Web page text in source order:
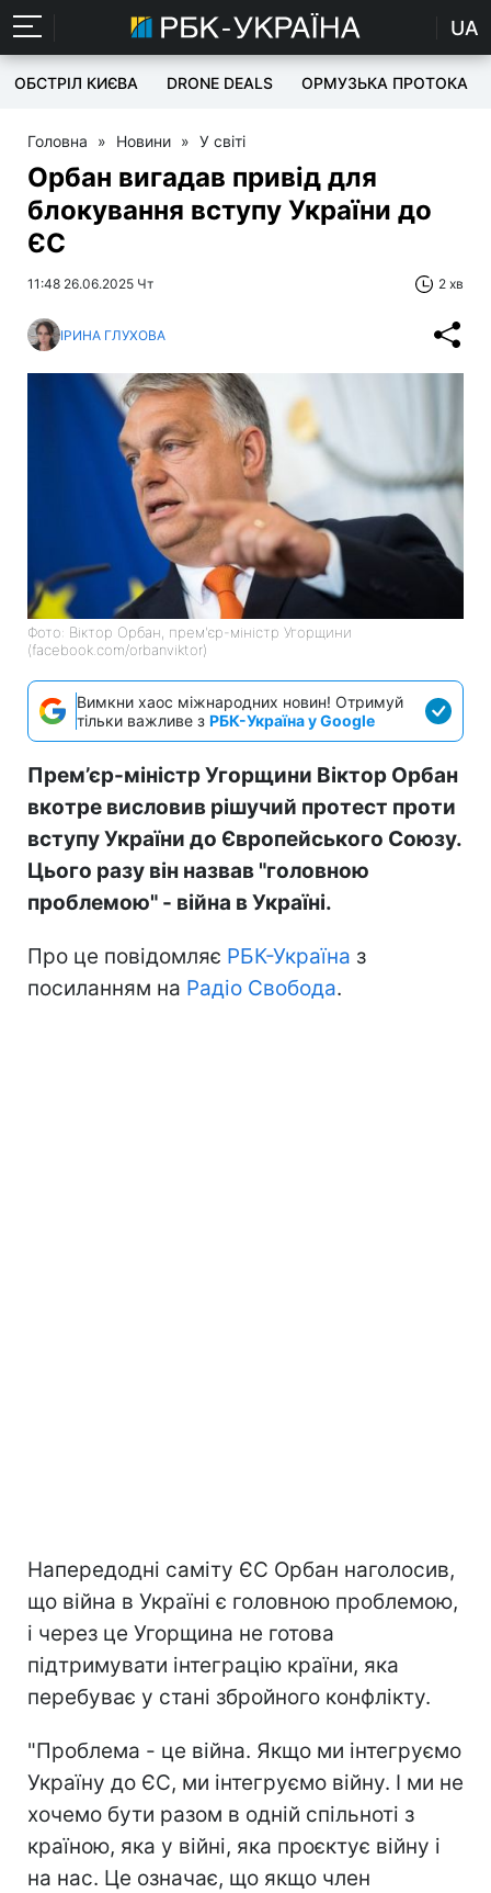
UA
ОБСТРІЛ КИЄВА DRONE DEALS ОРМУЗЬКА ПРОТОКА
Головна » Новини » У світі
Орбан вигадав привід для
блокування вступу України до
ЄС
11:48 26.06.2025 Чт 2 хв
ІРИНА ГЛУХОВА
Фото: Віктор Орбан, прем'єр-міністр Угорщини
(facebook.com/orbanviktor)
Вимкни хаос міжнародних новин! Отримуй
тільки важливе з РБК-Україна у Google
Прем’єр-міністр Угорщини Віктор Орбан
вкотре висловив рішучий протест проти
вступу України до Європейського Союзу.
Цього разу він назвав "головною
проблемою" - війна в Україні.
Про це повідомляє РБК-Україна з
посиланням на Радіо Свобода.
Напередодні саміту ЄС Орбан наголосив,
що війна в Україні є головною проблемою,
і через це Угорщина не готова
підтримувати інтеграцію країни, яка
перебуває у стані збройного конфлікту.
"Проблема - це війна. Якщо ми інтегруємо
Україну до ЄС, ми інтегруємо війну. І ми не
хочемо бути разом в одній спільноті з
країною, яка у війні, яка проєктує війну і
на нас. Це означає, що якщо член